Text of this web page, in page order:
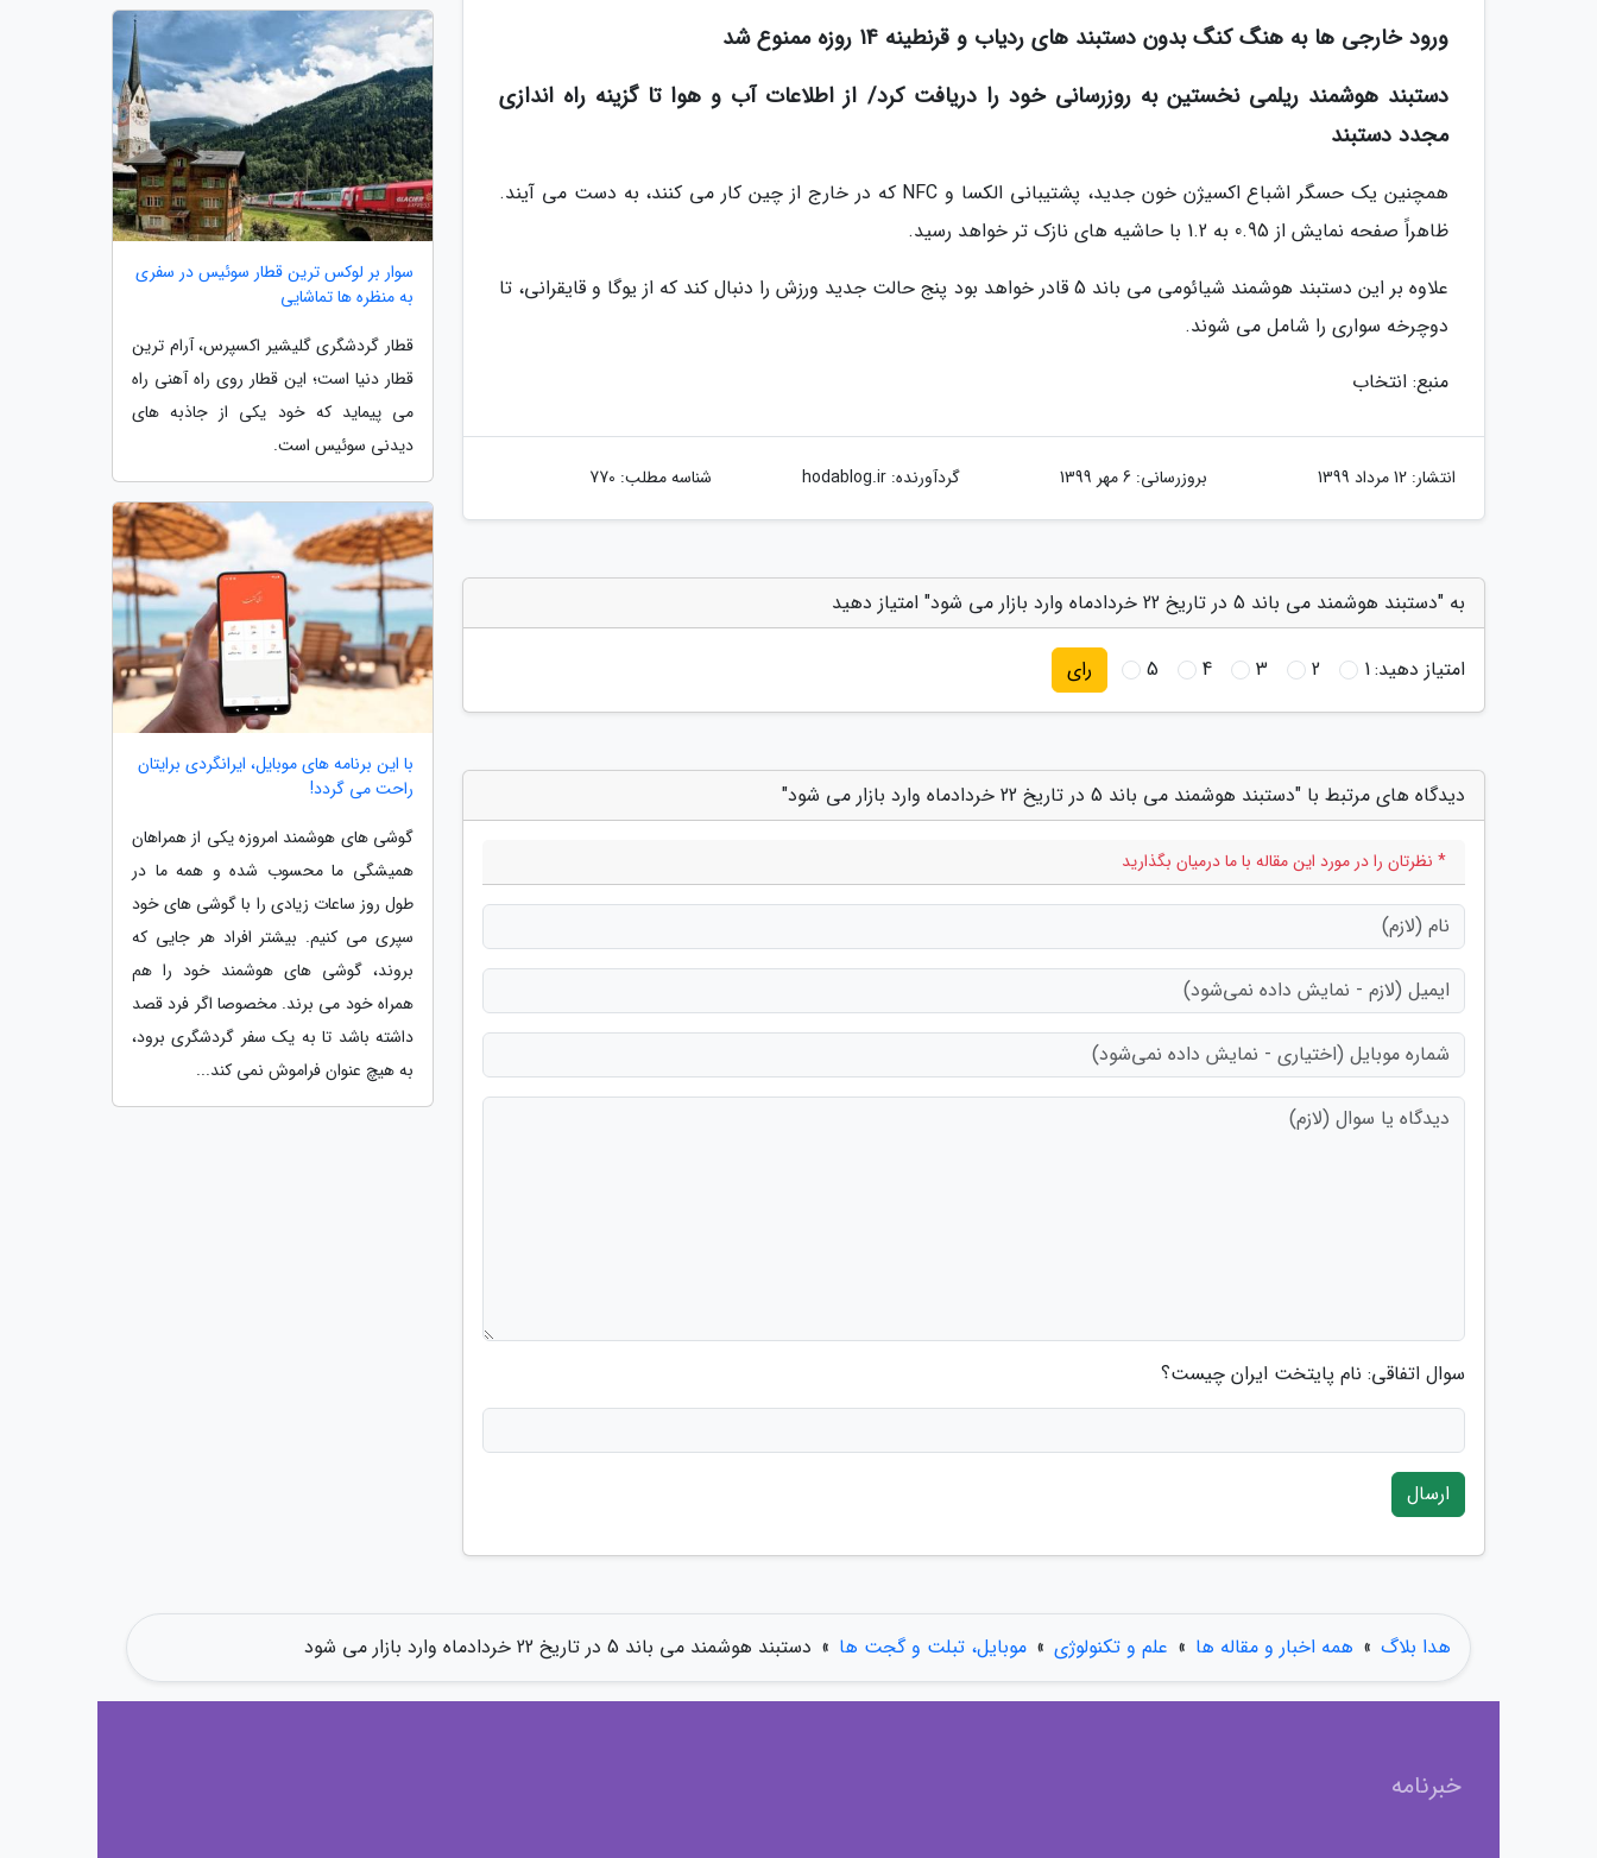
ورود خارجی ها به هنگ کنگ بدون دستبند های ردیاب و قرنطینه 14 روزه ممنوع شد
دستبند هوشمند ریلمی نخستین به روزرسانی خود را دریافت کرد/ از اطلاعات آب و هوا تا گزینه راه اندازی
مجدد دستبند
همچنین یک حسگر اشباع اکسیژن خون جدید، پشتیبانی الکسا و NFC که در خارج از چین کار می کنند، به دست می آیند.
ظاهراً صفحه نمایش از 0.95 به 1.2 با حاشیه های نازک تر خواهد رسید.
علاوه بر این دستبند هوشمند شیائومی می باند 5 قادر خواهد بود پنج حالت جدید ورزش را دنبال کند که از یوگا و قایقرانی، تا
دوچرخه سواری را شامل می شوند.
منبع: انتخاب
انتشار: 12 مرداد 1399 بروزرسانی: 6 مهر 1399 گردآورنده:hodablog.ir شناسه مطلب: 770
به "دستبند هوشمند می باند 5 در تاریخ 22 خردادماه وارد بازار می شود" امتیاز دهید
امتیاز دهید:1
2
3
4
5 رای
دیدگاه های مرتبط با "دستبند هوشمند می باند 5 در تاریخ 22 خردادماه وارد بازار می شود"
* نظرتان را در مورد این مقاله با ما درمیان بگذارید
سوال اتفاقی: نام پایتخت ایران چیست؟
ارسال
سوار بر لوکس ترین قطار سوئیس در سفری
به منظره ها تماشایی
قطار گردشگری گلیشیر اکسپرس، آرام ترین
قطار دنیا است؛ این قطار روی راه آهنی راه
می پیماید که خود یکی از جاذبه های
دیدنی سوئیس است.
با این برنامه های موبایل، ایرانگردی برایتان
راحت می گردد!
گوشی های هوشمند امروزه یکی از همراهان
همیشگی ما محسوب شده و همه ما در
طول روز ساعات زیادی را با گوشی های خود
سپری می کنیم. بیشتر افراد هر جایی که
بروند، گوشی های هوشمند خود را هم
همراه خود می برند. مخصوصا اگر فرد قصد
داشته باشد تا به یک سفر گردشگری برود،
به هیچ عنوان فراموش نمی کند...
هدا بلاگ » همه اخبار و مقاله ها » علم و تکنولوژی » موبایل، تبلت و گجت ها » دستبند هوشمند می باند 5 در تاریخ 22 خردادماه وارد بازار می شود
خبرنامه